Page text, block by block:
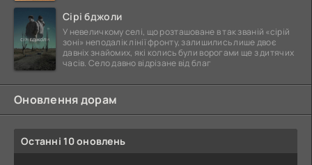
Сірі бджоли
У невеличкому селі, що розташоване в так званій «сірій
зоні» неподалік лінії фронту, залишились лише двоє
давніх знайомих, які колись були ворогами ще з дитячих
часів. Село давно відрізане від благ
Оновлення дорам
Останні 10 оновлень